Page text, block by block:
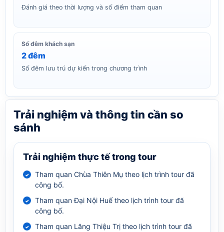
Đánh giá theo thời lượng và số điểm tham quan
Số đêm khách sạn
2 đêm
Số đêm lưu trú dự kiến trong chương trình
Trải nghiệm và thông tin cần so
sánh
Trải nghiệm thực tế trong tour
Tham quan Chùa Thiên Mụ theo lịch trình tour đã
công bố.
Tham quan Đại Nội Huế theo lịch trình tour đã
công bố.
Tham quan Lăng Thiệu Trị theo lịch trình tour đã